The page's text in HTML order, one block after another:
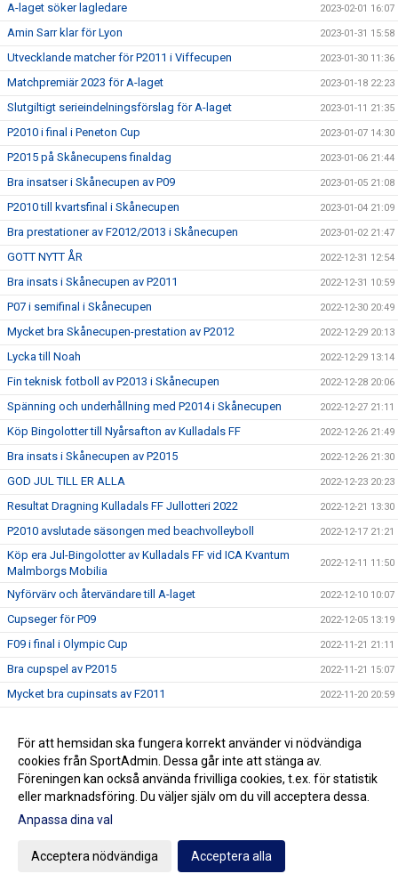
A-laget söker lagledare 2023-02-01 16:07
Amin Sarr klar för Lyon 2023-01-31 15:58
Utvecklande matcher för P2011 i Viffecupen 2023-01-30 11:36
Matchpremiär 2023 för A-laget 2023-01-18 22:23
Slutgiltigt serieindelningsförslag för A-laget 2023-01-11 21:35
P2010 i final i Peneton Cup 2023-01-07 14:30
P2015 på Skånecupens finaldag 2023-01-06 21:44
Bra insatser i Skånecupen av P09 2023-01-05 21:08
P2010 till kvartsfinal i Skånecupen 2023-01-04 21:09
Bra prestationer av F2012/2013 i Skånecupen 2023-01-02 21:47
GOTT NYTT ÅR 2022-12-31 12:54
Bra insats i Skånecupen av P2011 2022-12-31 10:59
P07 i semifinal i Skånecupen 2022-12-30 20:49
Mycket bra Skånecupen-prestation av P2012 2022-12-29 20:13
Lycka till Noah 2022-12-29 13:14
Fin teknisk fotboll av P2013 i Skånecupen 2022-12-28 20:06
Spänning och underhållning med P2014 i Skånecupen 2022-12-27 21:11
Köp Bingolotter till Nyårsafton av Kulladals FF 2022-12-26 21:49
Bra insats i Skånecupen av P2015 2022-12-26 21:30
GOD JUL TILL ER ALLA 2022-12-23 20:23
Resultat Dragning Kulladals FF Jullotteri 2022 2022-12-21 13:30
P2010 avslutade säsongen med beachvolleyboll 2022-12-17 21:21
Köp era Jul-Bingolotter av Kulladals FF vid ICA Kvantum
Malmborgs Mobilia
2022-12-11 11:50
Nyförvärv och återvändare till A-laget 2022-12-10 10:07
Cupseger för P09 2022-12-05 13:19
F09 i final i Olympic Cup 2022-11-21 21:11
Bra cupspel av P2015 2022-11-21 15:07
Mycket bra cupinsats av F2011 2022-11-20 20:59
Vinterserierna igång 2022-11-20 15:42
Utdelning från Gräsroten Svenska Spel 2022-11-14 10:23
P07 Cupsegrare i Göteborg 2022-11-07 22:14
Nyförvärv till A-laget
Öppet för Provträning med Kulladals FF A-lag
För att hemsidan ska fungera korrekt använder vi nödvändiga
cookies från SportAdmin. Dessa går inte att stänga av.
Föreningen kan också använda frivilliga cookies, t.ex. för statistik
eller marknadsföring. Du väljer själv om du vill acceptera dessa.
Anpassa dina val
Acceptera nödvändiga Acceptera alla